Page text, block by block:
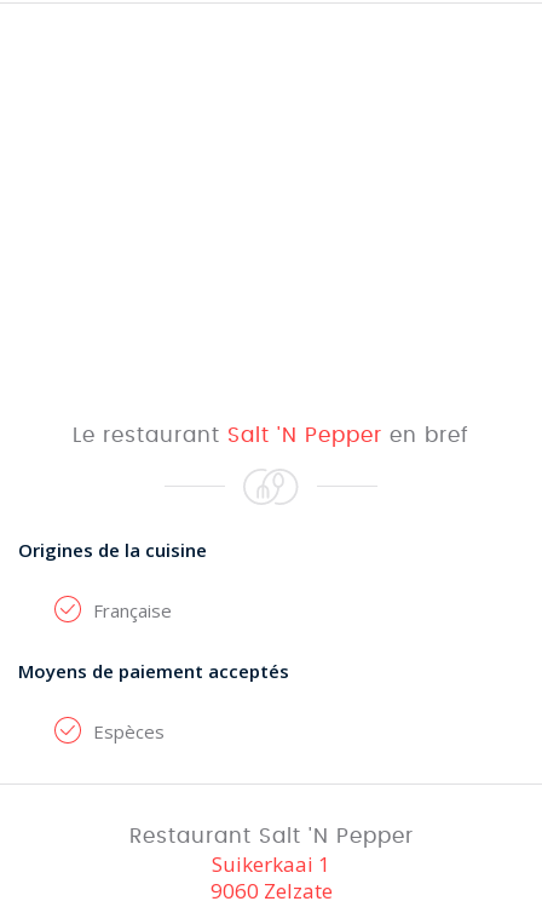
Le restaurant Salt 'N Pepper en bref
Origines de la cuisine
Française
Moyens de paiement acceptés
Espèces
Restaurant Salt 'N Pepper
Suikerkaai 1
9060 Zelzate